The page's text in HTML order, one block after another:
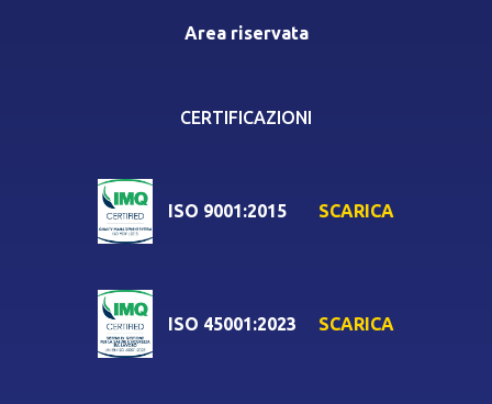
Area riservata
CERTIFICAZIONI
ISO 9001:2015 SCARICA
ISO 45001:2023 SCARICA